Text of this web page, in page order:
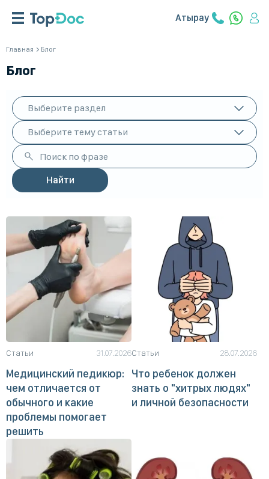
Атырау
Главная Блог
Блог
Выберите раздел
Выберите тему статьи
Статьи 31.07.2026
Медицинский педикюр:
чем отличается от
обычного и какие
проблемы помогает
решить
Статьи 28.07.2026
Что ребенок должен
знать о "хитрых людях"
и личной безопасности